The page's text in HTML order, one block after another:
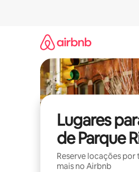
Lugares
de Parque
Reserve locações
mais no Airbnb